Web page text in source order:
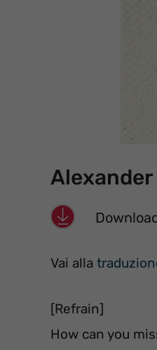
Alexander
Vai alla
[Refrain]
How can you